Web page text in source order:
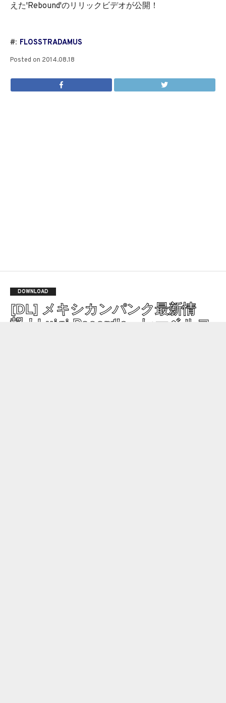
えた'Rebound'のリリックビデオが公開！
#: FLOSSTRADAMUS
Posted on 2014.08.18
DOWNLOAD
[DL] メキシカンパンク最新情
報！Luigi Record's、レーベルコ